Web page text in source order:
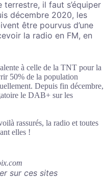
il faut s’équiper
décembre 2020, les
être pourvus d’une
la radio en FM, en
à celle de la TNT pour la
50% de la population
Depuis fin décembre,
le DAB+ sur les
rassurés, la radio et toutes
elles !
sur ces sites